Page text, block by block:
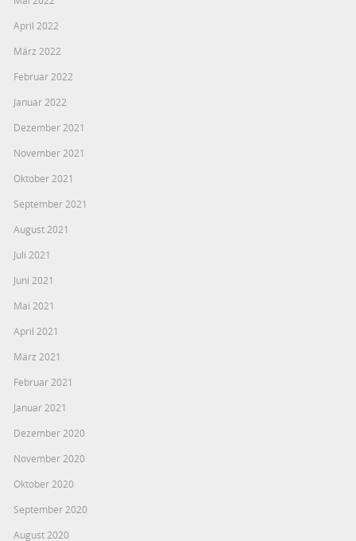
April 2022
März 2022
Februar 2022
Januar 2022
Dezember 2021
November 2021
Oktober 2021
September 2021
August 2021
Juli 2021
Juni 2021
Mai 2021
April 2021
März 2021
Februar 2021
Januar 2021
Dezember 2020
November 2020
Oktober 2020
September 2020
August 2020